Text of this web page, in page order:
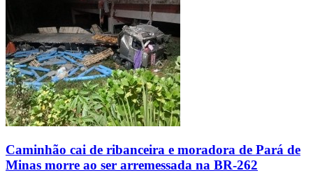
Caminhão cai de ribanceira e moradora de Pará de
Minas morre ao ser arremessada na BR-262